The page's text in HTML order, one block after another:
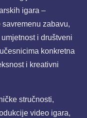
igara –
zabavu,
i društveni
konkretna
i kreativni
stručnosti,
video igara,